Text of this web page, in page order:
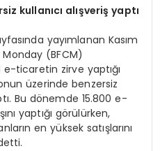
kullanıcı alışverişyaptı
yayımlanan Kasım
(BFCM)
ticaretin zirve yaptığı
üzerinde benzersiz
Bu dönemde 15.800 e-
yaptığı görülürken,
en yüksek satışlarını